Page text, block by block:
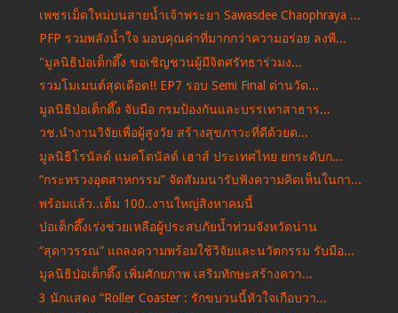
เพชรเม็ดใหม่บนสายน้ำเจ้าพระยา Sawasdee Chaophraya ...
PFP รวมพลังน้ำใจ มอบคุณค่าที่มากกว่าความอร่อย ลงพื...
"มูลนิธิป่อเต็กตึ๊ง ขอเชิญชวนผู้มีจิตศรัทธาร่วมง...
รวมโมเมนต์สุดเดือด!! EP7 รอบ Semi Final ด่านวัด...
มูลนิธิป่อเต็กตึ๊ง จับมือ กรมป้องกันและบรรเทาสาธาร...
วช.นำงานวิจัยเพื่อผู้สูงวัย สร้างสุขภาวะที่ดีด้วยด...
มูลนิธิโรนัลด์ แมคโดนัลด์ เฮาส์ ประเทศไทย ยกระดับก...
“กระทรวงอุตสาหกรรม” จัดสัมมนารับฟังความคิดเห็นในกา...
พร้อมแล้ว..เต็ม 100..งานใหญ่สิงหาคมนี้
ป่อเต็กตึ๊งเร่งช่วยเหลือผู้ประสบภัยน้ำท่วมจังหวัดน่าน
“สุดาวรรณ” แถลงความพร้อมใช้วิจัยและนวัตกรรม รับมือ...
มูลนิธิป่อเต็กตึ๊ง เพิ่มศักยภาพ เสริมทักษะสร้างควา...
3 นักแสดง “Roller Coaster : รักขบวนนี้หัวใจเกือบวา...